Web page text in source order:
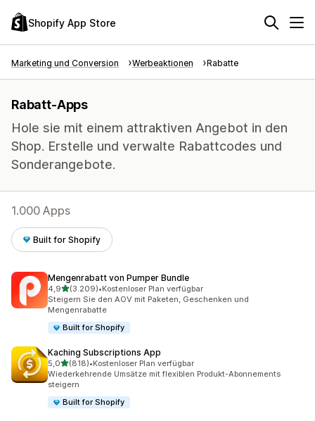
Shopify App Store
Marketing und Conversion Werbeaktionen Rabatte
Rabatt-Apps
Hole sie mit einem attraktiven Angebot in den
Shop. Erstelle und verwalte Rabattcodes und
Sonderangebote.
1.000 Apps
Built for Shopify
Mengenrabatt von Pumper Bundle
4,9von 5 Sternen
(3.209)
3209 Rezensionen insgesamt
•Kostenloser Plan verfügbar
Steigern Sie den AOV mit Paketen, Geschenken und
Mengenrabatte
Built for Shopify
Kaching Subscriptions App
5,0von 5 Sternen
(818)
818 Rezensionen insgesamt
•Kostenloser Plan verfügbar
Wiederkehrende Umsätze mit flexiblen Produkt-Abonnements
steigern
Built for Shopify